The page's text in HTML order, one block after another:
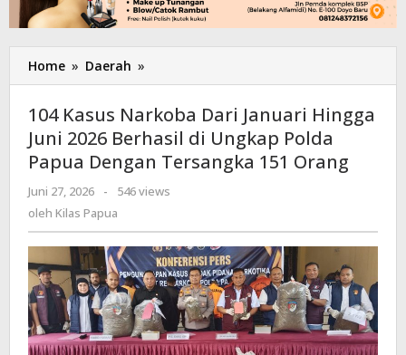
Home » Daerah »
Kasus
Narkoba
Dari
Januari
Hingga
2026
di
Ungkap
Polda
Papua
Dengan
Tersangka
151
104 Kasus Narkoba Dari Januari Hingga
Juni 2026 Berhasil di Ungkap Polda
Papua Dengan Tersangka 151 Orang
Juni 27, 2026
oleh
Kilas
-
546 views
oleh Kilas Papua